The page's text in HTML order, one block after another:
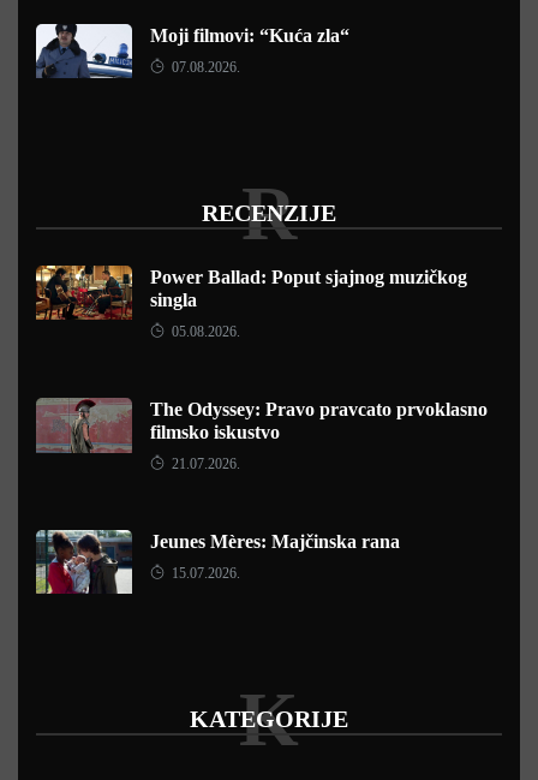
Moji filmovi: “Kuća zla“
07.08.2026.
RECENZIJE
R
Power Ballad: Poput sjajnog muzičkog
singla
05.08.2026.
The Odyssey: Pravo pravcato prvoklasno
filmsko iskustvo
21.07.2026.
Jeunes Mères: Majčinska rana
15.07.2026.
KATEGORIJE
K